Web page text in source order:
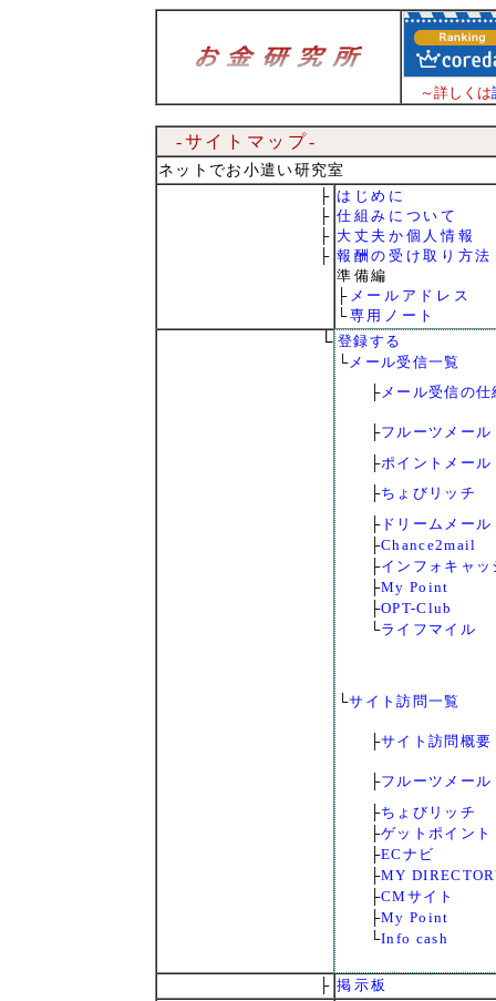
～詳しくは
-サイトマップ-
ネットでお小遣い研究室
├
├
├
├
はじめに
仕組みについて
大丈夫か個人情報
報酬の受け取り方法
準備編
├ メールアドレス
└専用ノート
└ 登録する
└メール受信一覧
├メール受信の仕
├フルーツメール
├ポイントメール
├ちょびリッチ
├ ドリームメール
├Chance2mail
├インフォキャッ
├My Point
├OPT-Club
└ライフマイル
└サイト訪問一覧
├サイト訪問概要
├フルーツメール
├ちょびリッチ
├ゲットポイント
├ECナビ
├MY
├CMサイト
├My Point
└Info cash
├ 掲示板